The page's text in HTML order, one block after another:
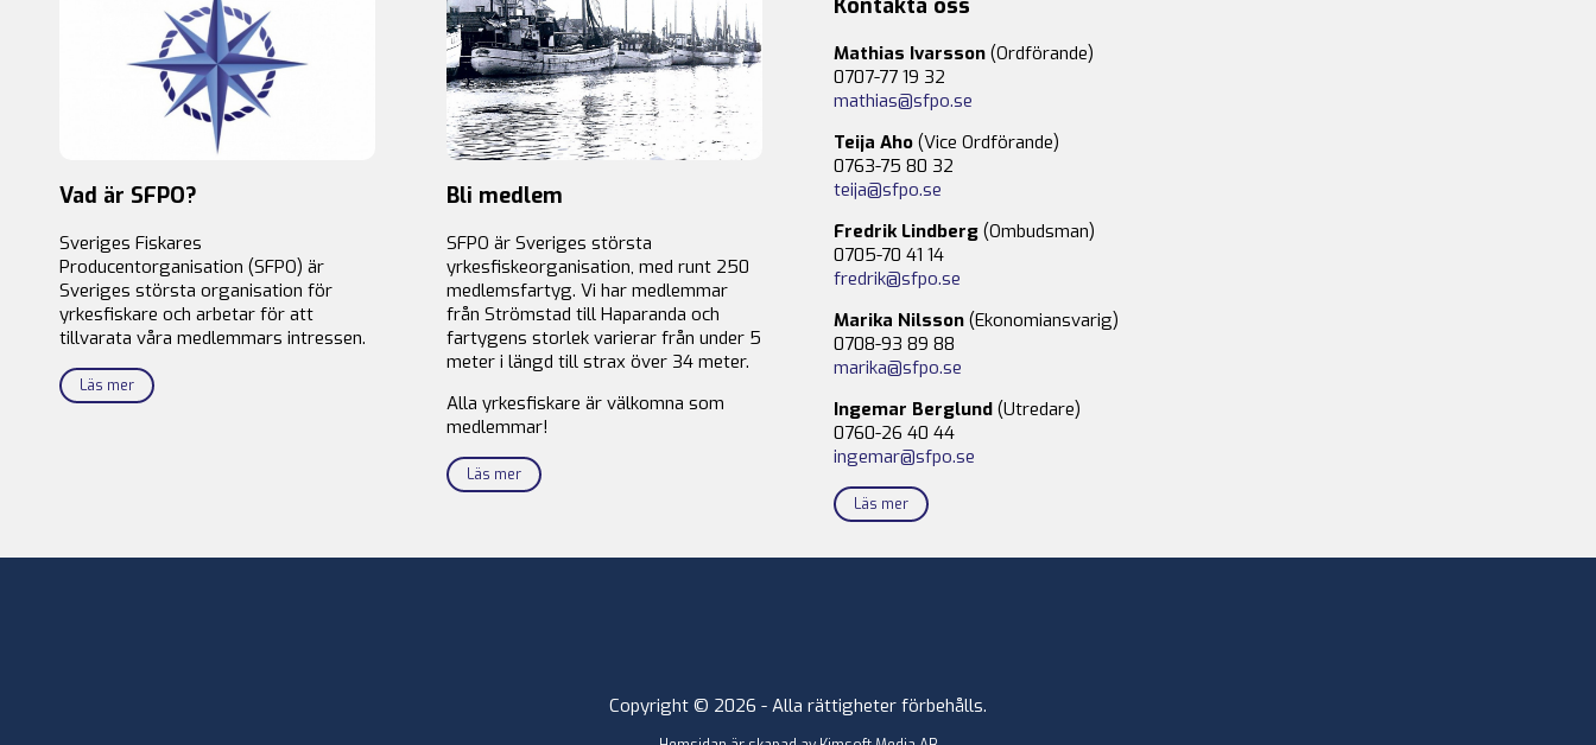
Vad är SFPO?
Sveriges Fiskares
Producentorganisation (SFPO) är
Sveriges största organisation för
yrkesfiskare och arbetar för att
tillvarata våra medlemmars intressen.
Läs mer
Bli medlem
SFPO är Sveriges största
yrkesfiskeorganisation, med runt 250
medlemsfartyg. Vi har medlemmar
från Strömstad till Haparanda och
fartygens storlek varierar från under 5
meter i längd till strax över 34 meter.
Alla yrkesfiskare är välkomna som
medlemmar!
Läs mer
Kontakta oss
Mathias Ivarsson (Ordförande)
0707-77 19 32
mathias@sfpo.se
Teija Aho (Vice Ordförande)
0763-75 80 32
teija@sfpo.se
Fredrik Lindberg (Ombudsman)
0705-70 41 14
fredrik@sfpo.se
Marika Nilsson (Ekonomiansvarig)
0708-93 89 88
marika@sfpo.se
Ingemar Berglund (Utredare)
0760-26 40 44
ingemar@sfpo.se
Läs mer
Copyright © 2026 - Alla rättigheter förbehålls.